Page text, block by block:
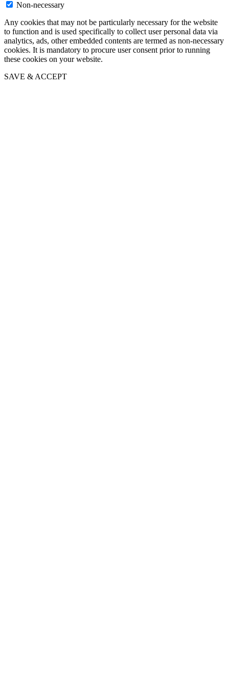
Non-necessary
Any cookies that may not be particularly necessary for the website
to function and is used specifically to collect user personal data via
analytics, ads, other embedded contents are termed as non-necessary
cookies. It is mandatory to procure user consent prior to running
these cookies on your website.
SAVE & ACCEPT